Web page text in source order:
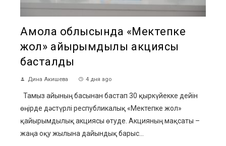
Ақмола облысында «Мектепке
жол» қайырымдылық акциясы
басталды
Дина Акишева 4 дня ago
Тамыз айының басынан бастап 30 қыркүйекке дейін
өңірде дәстүрлі республикалық «Мектепке жол»
қайырымдылық акциясы өтуде. Акцияның мақсаты –
жаңа оқу жылына дайындық барыс...